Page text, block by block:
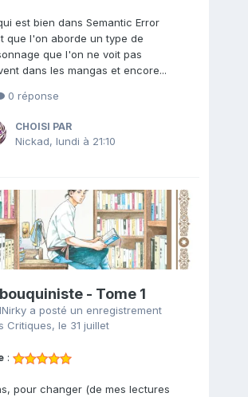
est bien dans Semantic Error
que l'on aborde un type de
que l'on ne voit pas
dans les mangas et encore...
0 réponse
CHOISI PAR
Nickad, lundi à 21:10
- Tome 1
a posté un enregistrement
Critiques, le 31 juillet
:
pour changer (de mes lectures